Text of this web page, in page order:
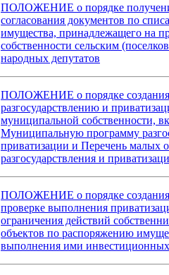
ПОЛОЖЕНИЕ о порядке
согласования документов по
имущества, принадлежащего на
собственности сельским
народных депутатов
ПОЛОЖЕНИЕ о порядке
разгосударствлению и
муниципальной собственности,
Муниципальную программу
приватизации и Перечень малых
разгосударствления и
ПОЛОЖЕНИЕ о порядке
проверке выполнения
ограничения действий
объектов по распоряжению
выполнения ими инвестиционных